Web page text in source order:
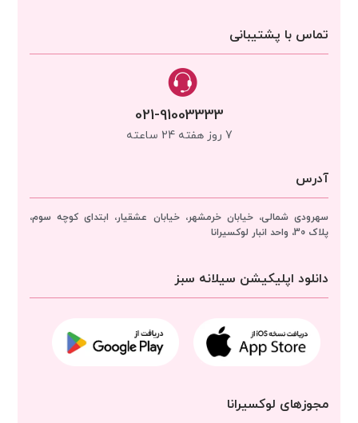
تماس با پشتیبانی
021-91003333
7 روز هفته 24 ساعته
آدرس
سهرودی شمالی، خیابان خرمشهر، خیابان عشقیار، ابتدای کوچه سوم،
پلاک 30، واحد انبار
لوکسیرانا
دانلود اپلیکیشن سیلانه سبز
مجوزهای لوکسیرانا